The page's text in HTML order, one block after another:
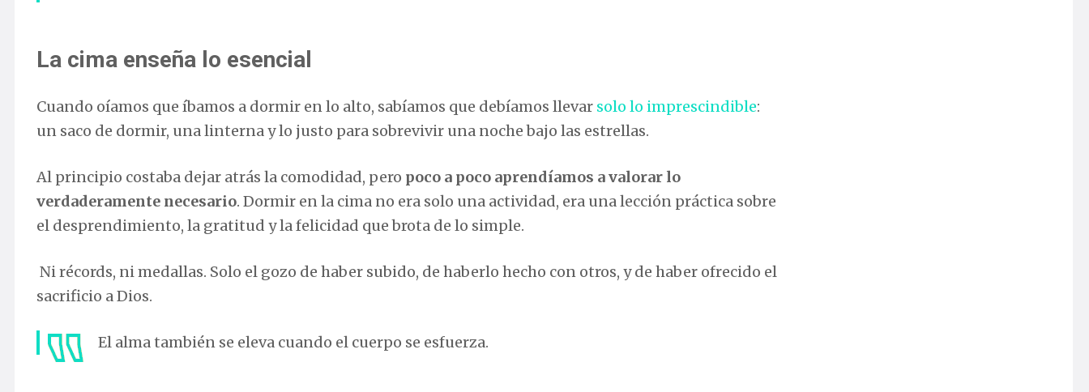
La cima enseña lo esencial
Cuando oíamos que íbamos a dormir en lo alto, sabíamos que debíamos llevar solo lo imprescindible:
un saco de dormir, una linterna y lo justo para sobrevivir una noche bajo las estrellas.
Al principio costaba dejar atrás la comodidad, pero poco a poco aprendíamos a valorar lo
verdaderamente necesario. Dormir en la cima no era solo una actividad, era una lección práctica sobre
el desprendimiento, la gratitud y la felicidad que brota de lo simple.
Ni récords, ni medallas. Solo el gozo de haber subido, de haberlo hecho con otros, y de haber ofrecido el
sacrificio a Dios.
El alma también se eleva cuando el cuerpo se esfuerza.